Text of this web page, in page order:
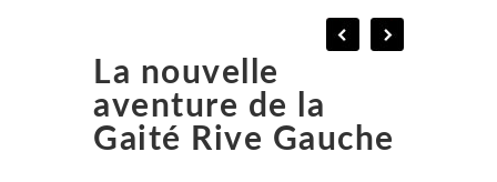
La nouvelle
aventure de la
Gaité Rive Gauche